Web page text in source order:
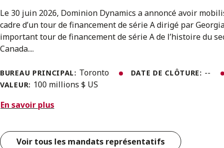
Le 30 juin 2026, Dominion Dynamics a annoncé avoir
cadre d’un tour de financement de série A dirigé par
important tour de financement de série A de l’histoire du
Canada....
BUREAU PRINCIPAL: Toronto DATE DE CLÔTURE: --
VALEUR: 100 millions $ US
En savoir plus
Voir tous les mandats représentatifs